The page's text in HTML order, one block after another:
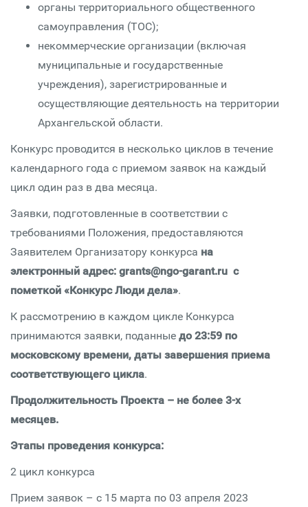
органы территориального общественного
самоуправления (ТОС);
некоммерческие организации (включая
муниципальные и государственные
учреждения), зарегистрированные и
осуществляющие деятельность на территории
Архангельской области.
Конкурс проводится в несколько циклов в течение
календарного года с приемом заявок на каждый
цикл один раз в два месяца.
Заявки, подготовленные в соответствии с
требованиями Положения, предоставляются
Заявителем Организатору конкурса на
электронный адрес: grants@ngo-garant.ru с
пометкой «Конкурс Люди дела».
К рассмотрению в каждом цикле Конкурса
принимаются заявки, поданные до 23:59 по
московскому времени, даты завершения приема
соответствующего цикла.
Продолжительность Проекта – не более 3-х
месяцев.
Этапы проведения конкурса:
2 цикл конкурса
Прием заявок – с 15 марта по 03 апреля 2023